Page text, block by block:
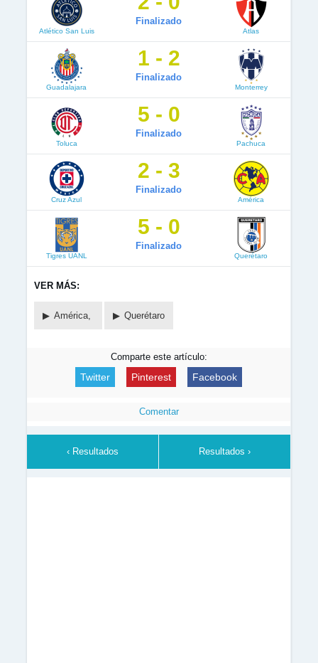
Atlético San Luis
Finalizado
Atlas
Guadalajara
1 - 2
Finalizado
Monterrey
Toluca
5 - 0
Finalizado
Pachuca
Cruz Azul
2 - 3
Finalizado
América
Tigres UANL
5 - 0
Finalizado
Querétaro
VER MÁS:
América, Querétaro
Comparte este artículo:
Twitter Pinterest Facebook
Comentar
‹ Resultados Resultados ›